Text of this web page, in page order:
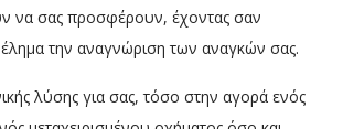
να σας προσφέρουν, έχοντας σαν
την αναγνώριση των αναγκών σας.
λύσης για σας, τόσο στην αγορά ενός